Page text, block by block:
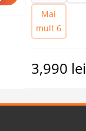
Mai
mult 6
3,990 lei